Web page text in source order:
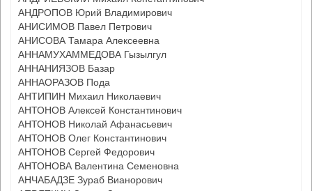
АНДРОПОВ Юрий Владимирович
АНИСИМОВ Павел Петрович
АНИСОВА Тамара Алексеевна
АННАМУХАММЕДОВА Гызылгул
АННАНИЯЗОВ Базар
АННАОРАЗОВ Пода
АНТИПИН Михаил Николаевич
АНТОНОВ Алексей Константинович
АНТОНОВ Николай Афанасьевич
АНТОНОВ Олег Константинович
АНТОНОВ Сергей Федорович
АНТОНОВА Валентина Семеновна
АНЧАБАДЗЕ Зураб Вианорович